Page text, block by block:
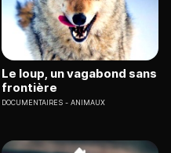
Le loup, un vagabond sans
frontière
DOCUMENTAIRES ANIMAUX